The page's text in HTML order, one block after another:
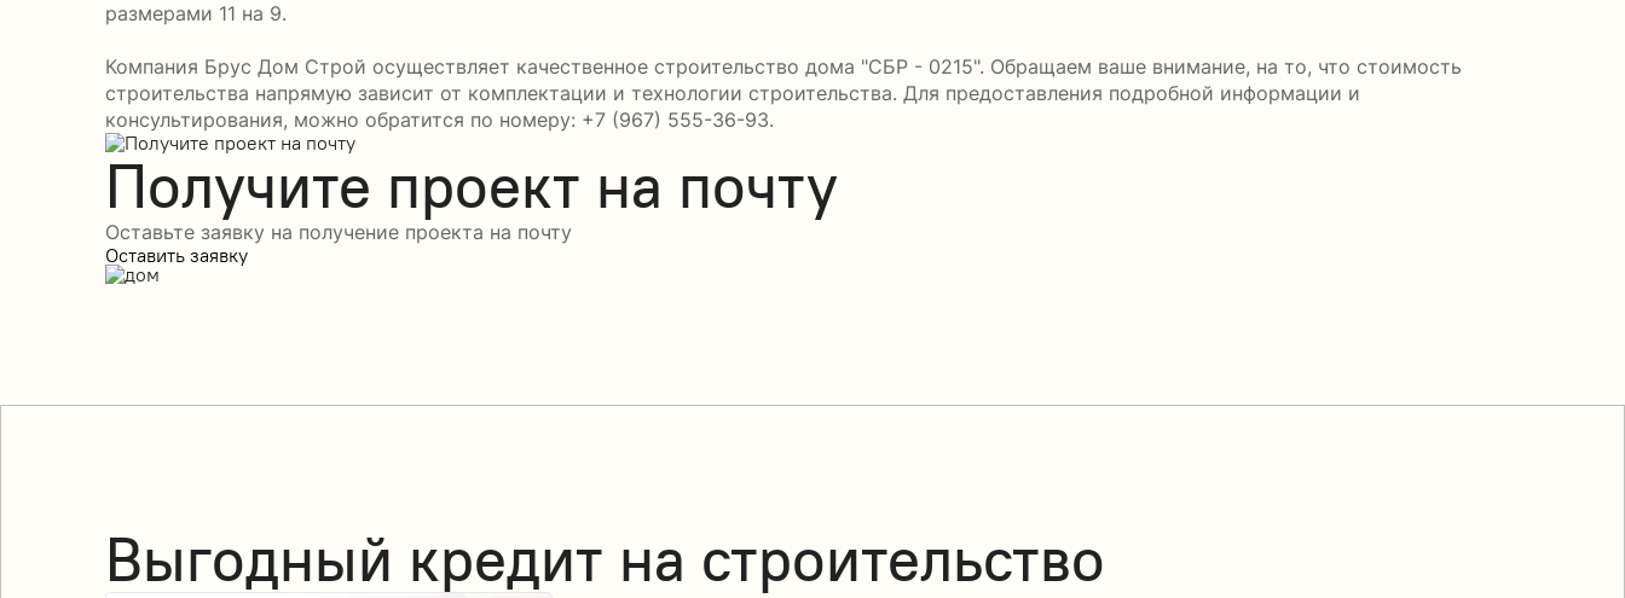
размерами 11 на 9.
Компания Брус Дом Строй осуществляет качественное строительство дома "СБР - 0215". Обращаем ваше внимание, на то, что стоимость
строительства напрямую зависит от комплектации и технологии строительства. Для предоставления подробной информации и
консультирования, можно обратится по номеру: +7 (967) 555-36-93.
Получите проект на почту
Оставьте заявку на получение проекта на почту
Оставить заявку
Выгодный кредит на строительство